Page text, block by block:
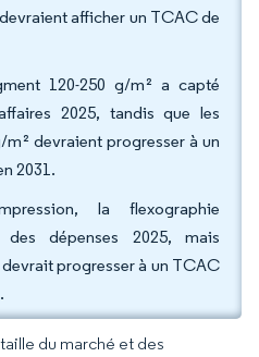
afficher un TCAC de
120-250 g/m² a capté
2025, tandis que les
devraient progresser à un
2031.
la flexographie
dépenses 2025, mais
progresser à un TCAC
du marché et des